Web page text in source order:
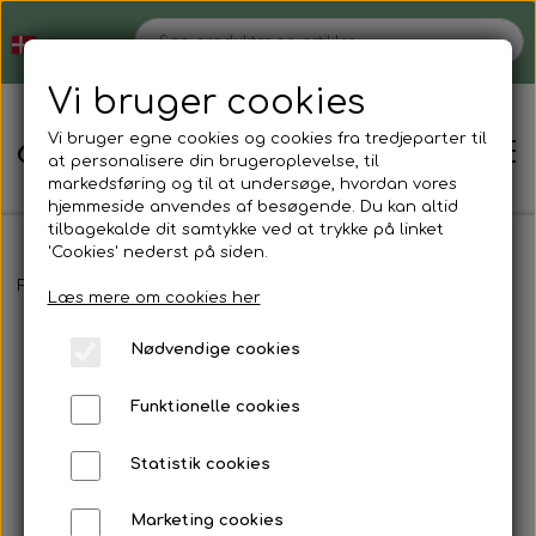
Hjem
Strømper der ikke strammer
Om
Forside
Vi bruger cookies
Vi bruger egne cookies og cookies fra tredjeparter til
at personalisere din brugeroplevelse, til
markedsføring og til at undersøge, hvordan vores
hjemmeside anvendes af besøgende. Du kan altid
tilbagekalde dit samtykke ved at trykke på linket
'Cookies' nederst på siden.
Læs mere om cookies her
Nødvendige cookies
Funktionelle cookies
Statistik cookies
Marketing cookies